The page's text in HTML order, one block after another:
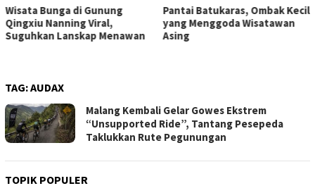
Pantai Batukaras, Ombak Kecil
yang Menggoda Wisatawan
Asing
Senja di Pantai Pangandaran,
Wisatawan Menikmati Sore
dengan Bermain hingga
TAG:AUDAX
Malang Kembali Gelar Gowes Ekstrem
“Unsupported Ride”, Tantang Pesepeda
Taklukkan Rute Pegunungan
TOPIK POPULER